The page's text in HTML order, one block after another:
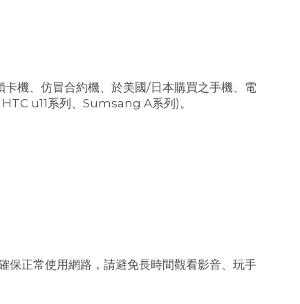
機、仿冒合約機、於美國/日本購買之手機、電
u11系列、Sumsang A系列)。
保正常使用網路，請避免長時間觀看影音、玩手